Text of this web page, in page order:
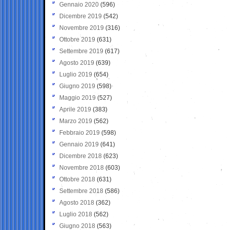
Gennaio 2020 (596)
Dicembre 2019 (542)
Novembre 2019 (316)
Ottobre 2019 (631)
Settembre 2019 (617)
Agosto 2019 (639)
Luglio 2019 (654)
Giugno 2019 (598)
Maggio 2019 (527)
Aprile 2019 (383)
Marzo 2019 (562)
Febbraio 2019 (598)
Gennaio 2019 (641)
Dicembre 2018 (623)
Novembre 2018 (603)
Ottobre 2018 (631)
Settembre 2018 (586)
Agosto 2018 (362)
Luglio 2018 (562)
Giugno 2018 (563)